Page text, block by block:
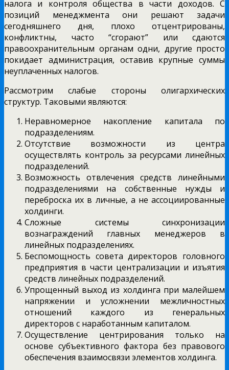
налога и контроля общества в части доходов. С
позиций менеджмента они решают задачи
сегодняшнего дня, плохо отцентрированы,
конфликтны, часто “сгорают” или сдаются
правоохранительным органам одни, другие просто
покидает администрация, оставив крупные суммы
неуплаченных налогов.
Рассмотрим слабые стороны олигархических
структур. Таковыми являются:
Неравномерное накопление капитала по
подразделениям.
Отсутствие возможности из центра
осуществлять контроль за ресурсами линейных
подразделений.
Возможность отвлечения средств линейными
подразделениями на собственные нужды и
переброска их в личные, а не ассоциированные
холдинги.
Сложные системы синхронизации
вознаграждений главных менеджеров в
линейных подразделениях.
Беспомощность совета директоров головного
предприятия в части централизации и изъятия
средств линейных подразделений.
Упрощенный выход из холдинга при малейшем
напряжении и усложнении межличностных
отношений каждого из генеральных
директоров с наработанным капиталом.
Осуществление центрирования только на
основе субъективного фактора без правового
обеспечения взаимосвязи элементов холдинга.